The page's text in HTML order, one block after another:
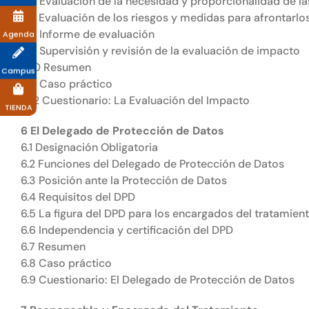
5.7 Evaluación de los riesgos y medidas para
5.8 Informe de evaluación
5.9 Supervisión y revisión de la evaluación de impacto
5.10 Resumen
5.11 Caso práctico
5.12 Cuestionario: La Evaluación del Impacto
6 El Delegado de Protección de Datos
6.1 Designación Obligatoria
6.2 Funciones del Delegado de Protección de Datos
6.3 Posición ante la Protección de Datos
6.4 Requisitos del DPD
6.5 La figura del DPD para los encargados del
6.6 Independencia y certificación del DPD
6.7 Resumen
6.8 Caso práctico
6.9 Cuestionario: El Delegado de Protección de Datos
Agenda
Campus
TIENDA